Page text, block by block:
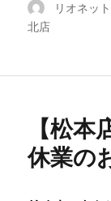
投
リオネッ
北店
【松
休業の